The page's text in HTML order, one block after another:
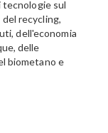
tecnologie sul
recycling,
dell'economia
delle
biometano e